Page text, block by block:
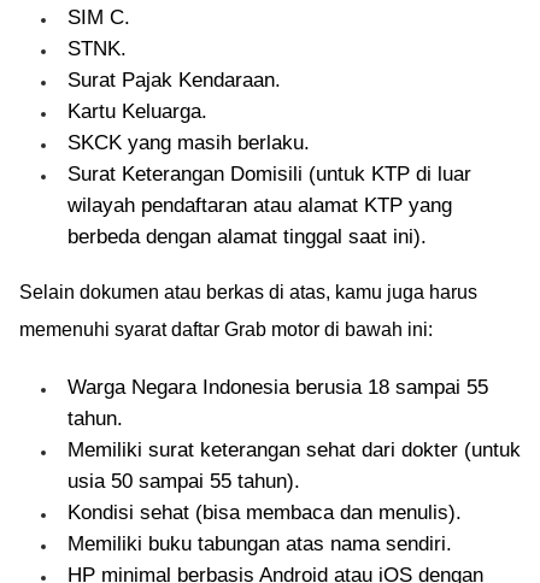
SIM C.
STNK.
Surat Pajak Kendaraan.
Kartu Keluarga.
SKCK yang masih berlaku.
Surat Keterangan Domisili (untuk KTP di luar
wilayah pendaftaran atau alamat KTP yang
berbeda dengan alamat tinggal saat ini).
Selain dokumen atau berkas di atas, kamu juga harus
memenuhi syarat daftar Grab motor di bawah ini:
Warga Negara Indonesia berusia 18 sampai 55
tahun.
Memiliki surat keterangan sehat dari dokter (untuk
usia 50 sampai 55 tahun).
Kondisi sehat (bisa membaca dan menulis).
Memiliki buku tabungan atas nama sendiri.
HP minimal berbasis Android atau iOS dengan